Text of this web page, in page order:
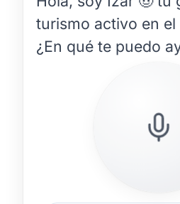
turismo activo en el
¿En qué te puedo